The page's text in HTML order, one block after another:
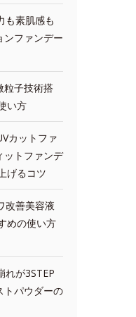
も素肌感も
ンファンデー
粒子技術搭
い方
カットファ
ットファンデ
げるコツ
改善美容液
めの使い方
れが3STEP
トパウダーの